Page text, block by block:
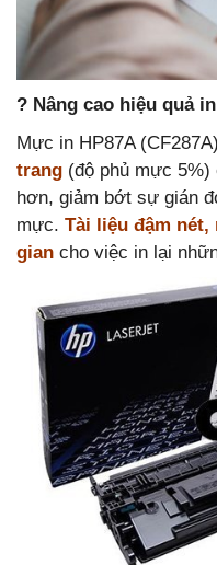
? Nâng cao hiệu quả
Mực in HP87A
trang (độ phủ mực
hơn, giảm bớt sự gián
mực. Tài liệu đậm
gian cho việc in lại